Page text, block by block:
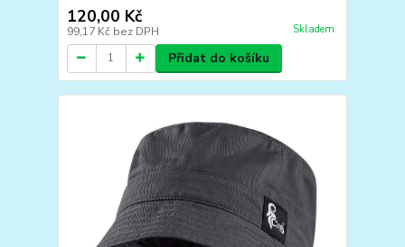
120,00 Kč
99,17 Kč bez DPH Skladem
Přidat do košíku